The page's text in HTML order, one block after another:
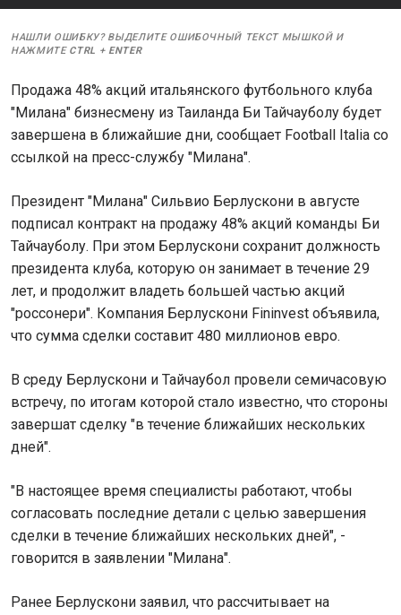
НАШЛИ ОШИБКУ? ВЫДЕЛИТЕ ОШИБОЧНЫЙ ТЕКСТ МЫШКОЙ И
НАЖМИТЕ CTRL + ENTER
Продажа 48% акций итальянского футбольного клуба
"Милана" бизнесмену из Таиланда Би Тайчауболу будет
завершена в ближайшие дни, сообщает Football Italia со
ссылкой на пресс-службу "Милана".
Президент "Милана" Сильвио Берлускони в августе
подписал контракт на продажу 48% акций команды Би
Тайчауболу. При этом Берлускони сохранит должность
президента клуба, которую он занимает в течение 29
лет, и продолжит владеть большей частью акций
"россонери". Компания Берлускони Fininvest объявила,
что сумма сделки составит 480 миллионов евро.
В среду Берлускони и Тайчаубол провели семичасовую
встречу, по итогам которой стало известно, что стороны
завершат сделку "в течение ближайших нескольких
дней".
"В настоящее время специалисты работают, чтобы
согласовать последние детали с целью завершения
сделки в течение ближайших нескольких дней", -
говорится в заявлении "Милана".
Ранее Берлускони заявил, что рассчитывает на